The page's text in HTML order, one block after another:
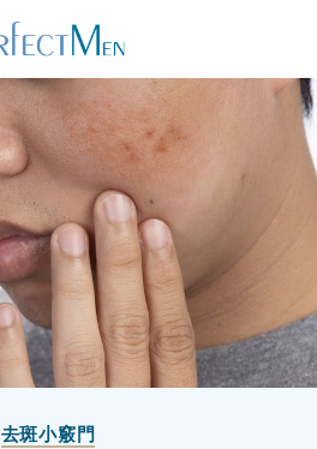
去斑小竅門